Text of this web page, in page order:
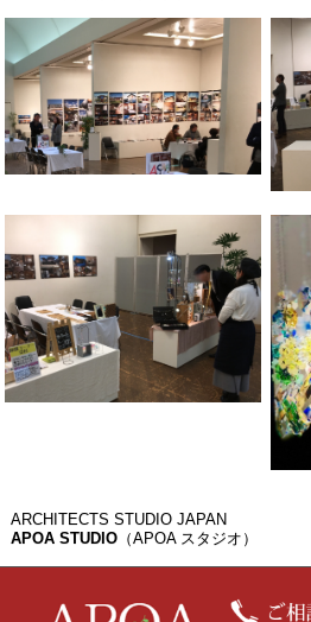
ARCHITECTS STUDIO JAPAN
APOA STUDIO（APOA スタジオ）